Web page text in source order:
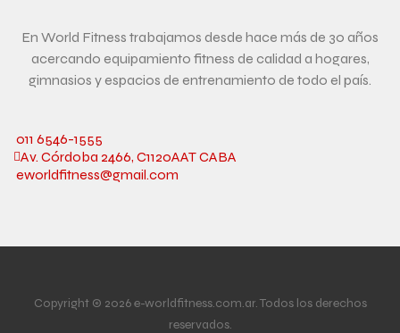
En World Fitness trabajamos desde hace más de 30 años
acercando equipamiento fitness de calidad a hogares,
gimnasios y espacios de entrenamiento de todo el país.
011 6546-1555
Av. Córdoba 2466, C1120AAT CABA
eworldfitness@gmail.com
Copyright © 2026 e-worldfitness.com.ar. Todos los derechos
reservados.